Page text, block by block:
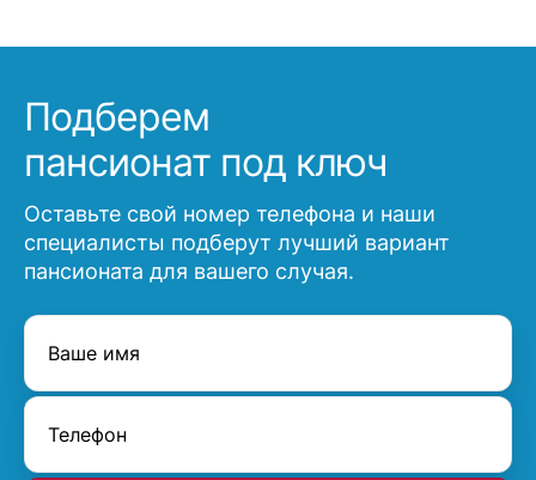
Подберем
пансионат под ключ
Оставьте свой номер телефона и наши
специалисты подберут лучший вариант
пансионата для вашего случая.